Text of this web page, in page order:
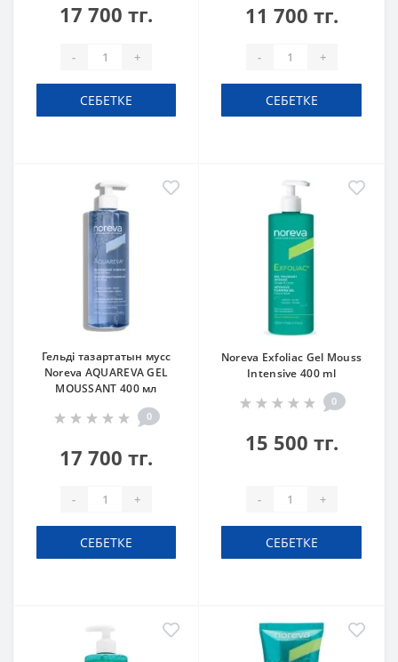
17 700 тг.
- +
СЕБЕТКЕ
11 700 тг.
- +
СЕБЕТКЕ
Гельді тазартатын мусс
Noreva AQUAREVA GEL
MOUSSANT 400 мл
0
17 700 тг.
- +
СЕБЕТКЕ
Noreva Exfoliac Gel Mouss
Intensive 400 ml
0
15 500 тг.
- +
СЕБЕТКЕ